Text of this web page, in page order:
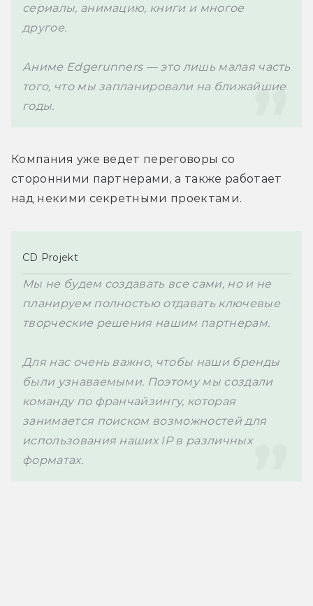
сериалы, анимацию, книги и многое
другое.
Аниме Edgerunners — это лишь малая часть
того, что мы запланировали на ближайшие
годы.
Компания уже ведет переговоры со
сторонними партнерами, а также работает
над некими секретными проектами.
CD Projekt
Мы не будем создавать все сами, но и не
планируем полностью отдавать ключевые
творческие решения нашим партнерам.
Для нас очень важно, чтобы наши бренды
были узнаваемыми. Поэтому мы создали
команду по франчайзингу, которая
занимается поиском возможностей для
использования наших IP в различных
форматах.